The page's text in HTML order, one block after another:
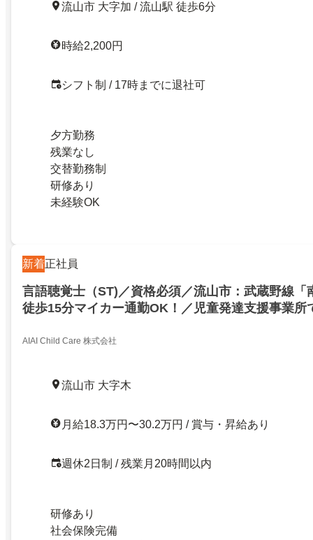
流山市 大字加 / 流山駅 徒歩6分
時給2,200円
シフト制 / 17時までに退社可
夕方勤務
残業なし
交替勤務制
研修あり
未経験OK
新着正社員
言語聴覚士（ST)／資格必須／流山市：武蔵野線「
徒歩15分マイカー通勤OK！／児童発達支援事業所
る環境です
AIAI Child Care 株式会社
流山市 大字木
月給18.3万円〜30.2万円 / 賞与・昇給あり
週休2日制 / 残業月20時間以内
研修あり
社会保険完備